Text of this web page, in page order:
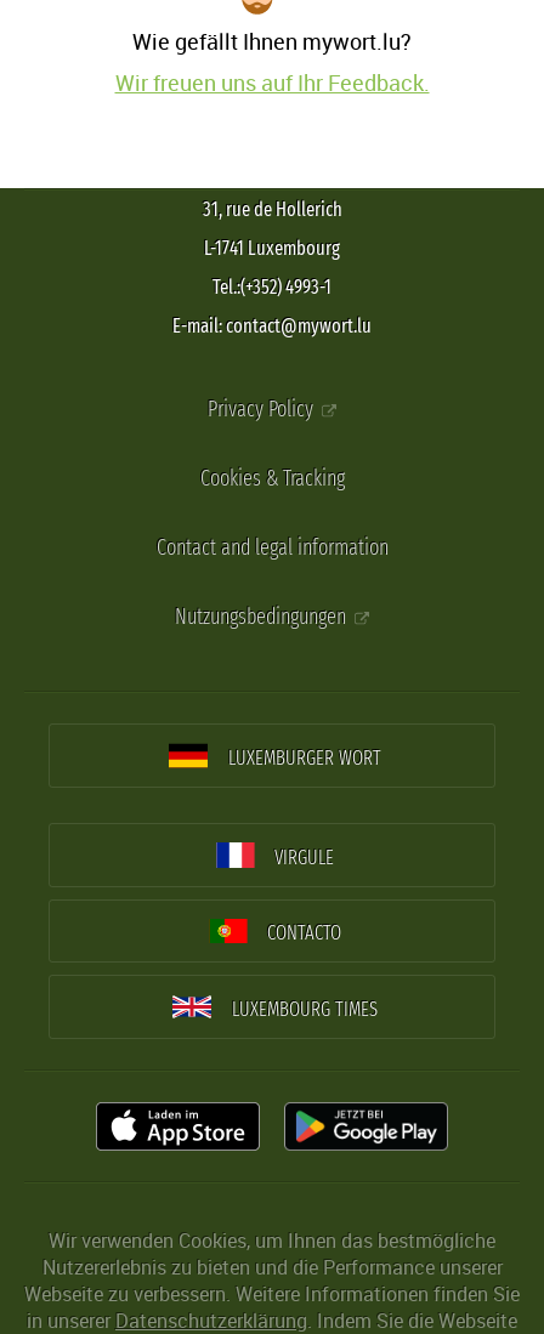
Wie gefällt Ihnen mywort.lu?
Wir freuen uns auf Ihr Feedback.
31, rue de Hollerich
L-1741 Luxembourg
Tel.:(+352) 4993-1
E-mail: contact@mywort.lu
Privacy Policy
Cookies & Tracking
Contact and legal information
Nutzungsbedingungen
LUXEMBURGER WORT
VIRGULE
CONTACTO
LUXEMBOURG TIMES
Wir verwenden Cookies, um Ihnen das bestmögliche
Nutzererlebnis zu bieten und die Performance unserer
Webseite zu verbessern. Weitere Informationen finden Sie
in unserer Datenschutzerklärung. Indem Sie die Webseite